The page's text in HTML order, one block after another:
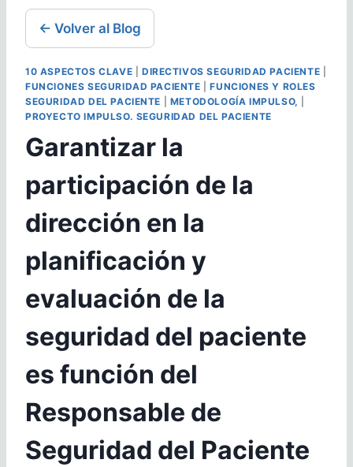
← Volver al Blog
10 ASPECTOS CLAVE DIRECTIVOS SEGURIDAD PACIENTE
FUNCIONES SEGURIDAD PACIENTE |FUNCIONES Y ROLES
SEGURIDAD DEL PACIENTE
METODOLOGÍA IMPULSO,
PROYECTO IMPULSO. SEGURIDAD DEL PACIENTE
Garantizar la
participación de la
dirección en la
planificación y
evaluación de la
seguridad del paciente
es función del
Responsable de
Seguridad del Paciente